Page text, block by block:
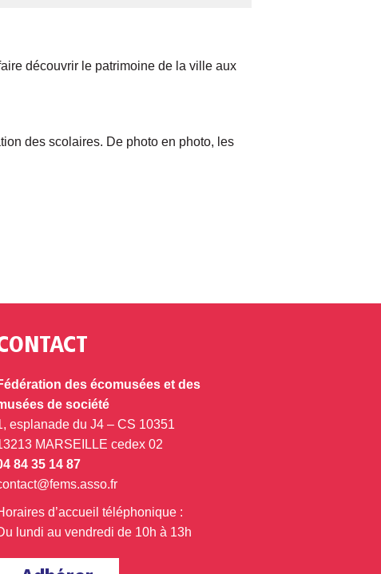
découvrir le patrimoine de la ville aux
des scolaires. De photo en photo, les
des écomusées et des
de société
esplanade du J4 – CS 10351
MARSEILLE cedex 02
84 35 14 87
d’accueil téléphonique :
lundi au vendredi de 10h à 13h